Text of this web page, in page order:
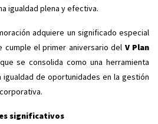
igualdad plena y efectiva.
adquiere un significado especial
cumple el primer aniversario del V Plan
se consolida como una herramienta
de oportunidades en la gestión
significativos